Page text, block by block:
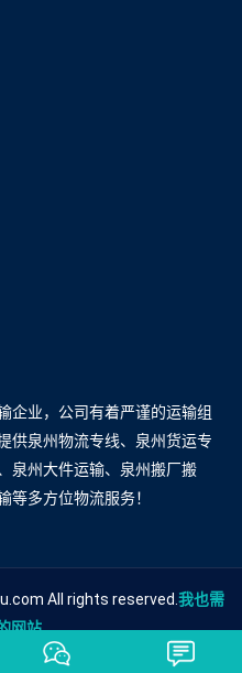
企业，公司有着严谨的运输组
供泉州物流专线、泉州货运专
泉州大件运输、泉州搬厂搬
等多方位物流服务！
All rights reserved. 我也需
网站